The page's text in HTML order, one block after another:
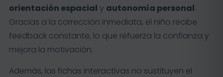
orientación espacial y autonomía personal.
Gracias a la corrección inmediata, el niño recibe
feedback constante, lo que refuerza la confianza y
mejora la motivación.
Además, las fichas interactivas no sustituyen el